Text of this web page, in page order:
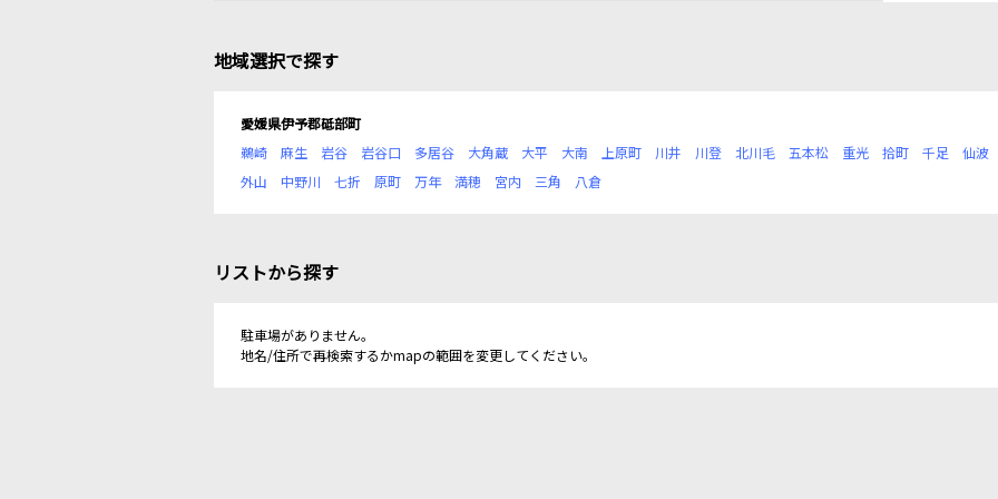
地域選択で探す
愛媛県伊予郡砥部町
鵜崎
麻生 岩谷 岩谷口 多居谷 大角蔵 大平 大南 上原町 川井 川登 北川毛 五本松 重光 拾町 千足 仙波
外山
中野川 七折 原町 万年 満穂 宮内 三角 八倉
リストから探す
駐車場がありません。
地名/住所で再検索するかmapの範囲を変更してください。